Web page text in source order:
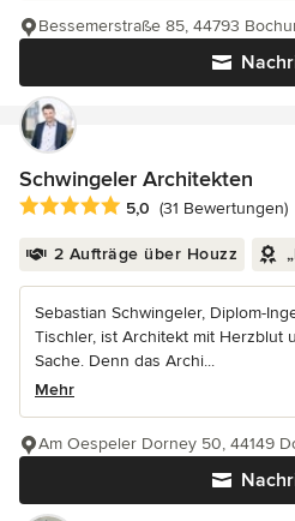
Bessemerstraße 85, 44793
Schwingeler Architekten
Durchschnittliche Bewertung: 5
5,0 (31 Bewertungen)
2 Aufträge über Houzz
Sebastian Schwingeler, Diplom-
Tischler, ist Architekt mit Herzblut
Sache. Denn das Archi...
Mehr
Am Oespeler Dorney 50, 44149